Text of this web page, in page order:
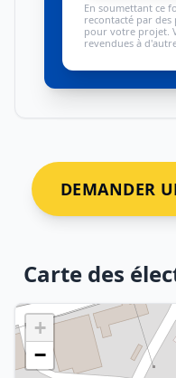
En soumettant ce
recontacté par
pour votre projet.
revendues à
DEMANDER
Carte des
+
−